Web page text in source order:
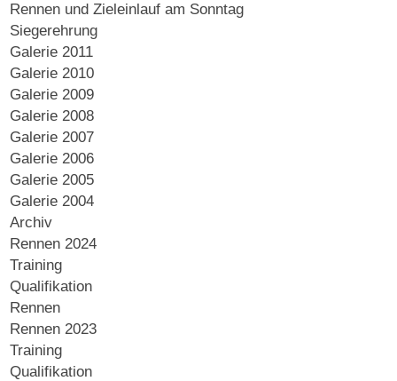
Rennen und Zieleinlauf am Sonntag
Siegerehrung
Galerie 2011
Galerie 2010
Galerie 2009
Galerie 2008
Galerie 2007
Galerie 2006
Galerie 2005
Galerie 2004
Archiv
Rennen 2024
Training
Qualifikation
Rennen
Rennen 2023
Training
Qualifikation